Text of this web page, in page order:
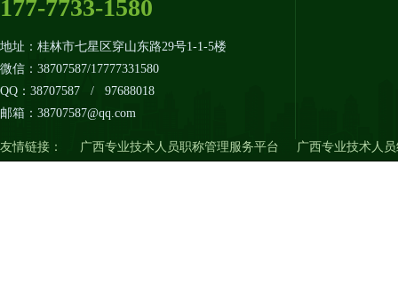
地址：桂林市七星区穿山东路29号1-1-5楼
微信：38707587​/17777331580
QQ：38707587 / 97688018
邮箱：38707587@qq.com
177-7733-1580
友情链接： 广西专业技术人员职称管理服务平台 广西专业技术人